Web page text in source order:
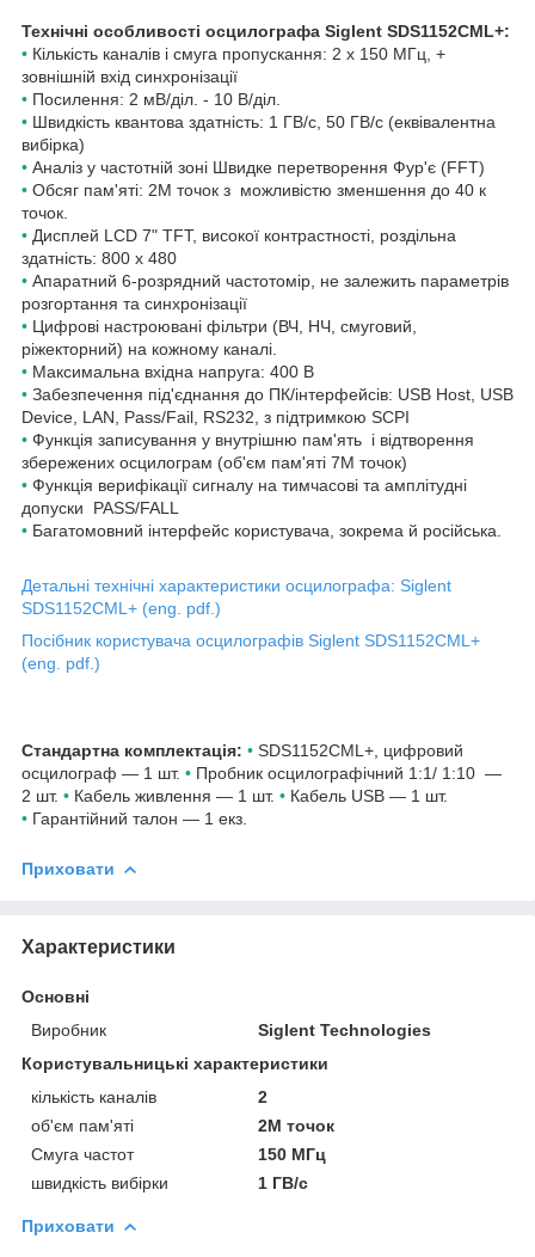
Технічні особливості осцилографа Siglent SDS1152CML+:
• Кількість каналів і смуга пропускання: 2 x 150 МГц, +
зовнішній вхід синхронізації
• Посилення: 2 мВ/діл. - 10 В/діл.
• Швидкість квантова здатність: 1 ГВ/с, 50 ГВ/с (еквівалентна
вибірка)
• Аналіз у частотній зоні Швидке перетворення Фур'є (FFT)
• Обсяг пам'яті: 2М точок з можливістю зменшення до 40 к
точок.
• Дисплей LCD 7" TFT, високої контрастності, роздільна
здатність: 800 х 480
• Апаратний 6-розрядний частотомір, не залежить параметрів
розгортання та синхронізації
• Цифрові настроювані фільтри (ВЧ, НЧ, смуговий,
ріжекторний) на кожному каналі.
• Максимальна вхідна напруга: 400 В
• Забезпечення під'єднання до ПК/інтерфейсів: USB Host, USB
Device, LAN, Pass/Fail, RS232, з підтримкою SCPI
• Функція записування у внутрішню пам'ять і відтворення
збережених осцилограм (об'єм пам'яті 7М точок)
• Функція верифікації сигналу на тимчасові та амплітудні
допуски PASS/FALL
• Багатомовний інтерфейс користувача, зокрема й російська.
Детальні технічні характеристики осцилографа: Siglent
SDS1152CML+ (eng. pdf.)
Посібник користувача осцилографів Siglent SDS1152CML+
(eng. pdf.)
Стандартна комплектація: • SDS1152CML+, цифровий
осцилограф — 1 шт. • Пробник осцилографічний 1:1/ 1:10 —
2 шт. • Кабель живлення — 1 шт. • Кабель USB — 1 шт.
• Гарантійний талон — 1 екз.
Приховати
Характеристики
Основні
Виробник
Siglent Technologies
Користувальницькі характеристики
кількість каналів
2
об'єм пам'яті
2M точок
Смуга частот
150 МГц
швидкість вибірки
1 ГВ/с
Приховати